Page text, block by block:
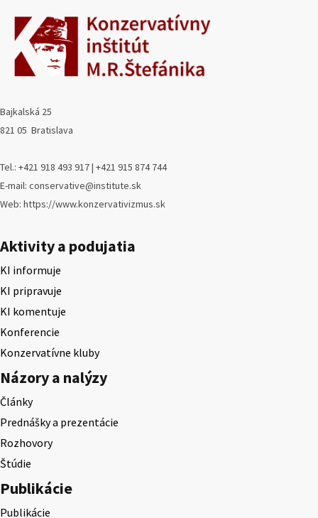
Bajkalská 25
821 05 Bratislava
Tel.: +421 918 493 917 | +421 915 874 744
E-mail: conservative@institute.sk
Web: https://www.konzervativizmus.sk
Aktivity a podujatia
KI informuje
KI pripravuje
KI komentuje
Konferencie
Konzervatívne kluby
Názory a nalýzy
Články
Prednášky a prezentácie
Rozhovory
Štúdie
Publikácie
Publikácie